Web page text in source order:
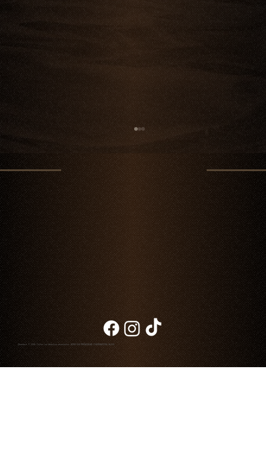
Cortes de carne Jack’s Creek: excelencia en
carne de res premium
Chambao © 2026. Todos los derechos reservados AVISO DE PRIVACIDAD FACTURACIÓN BLOG